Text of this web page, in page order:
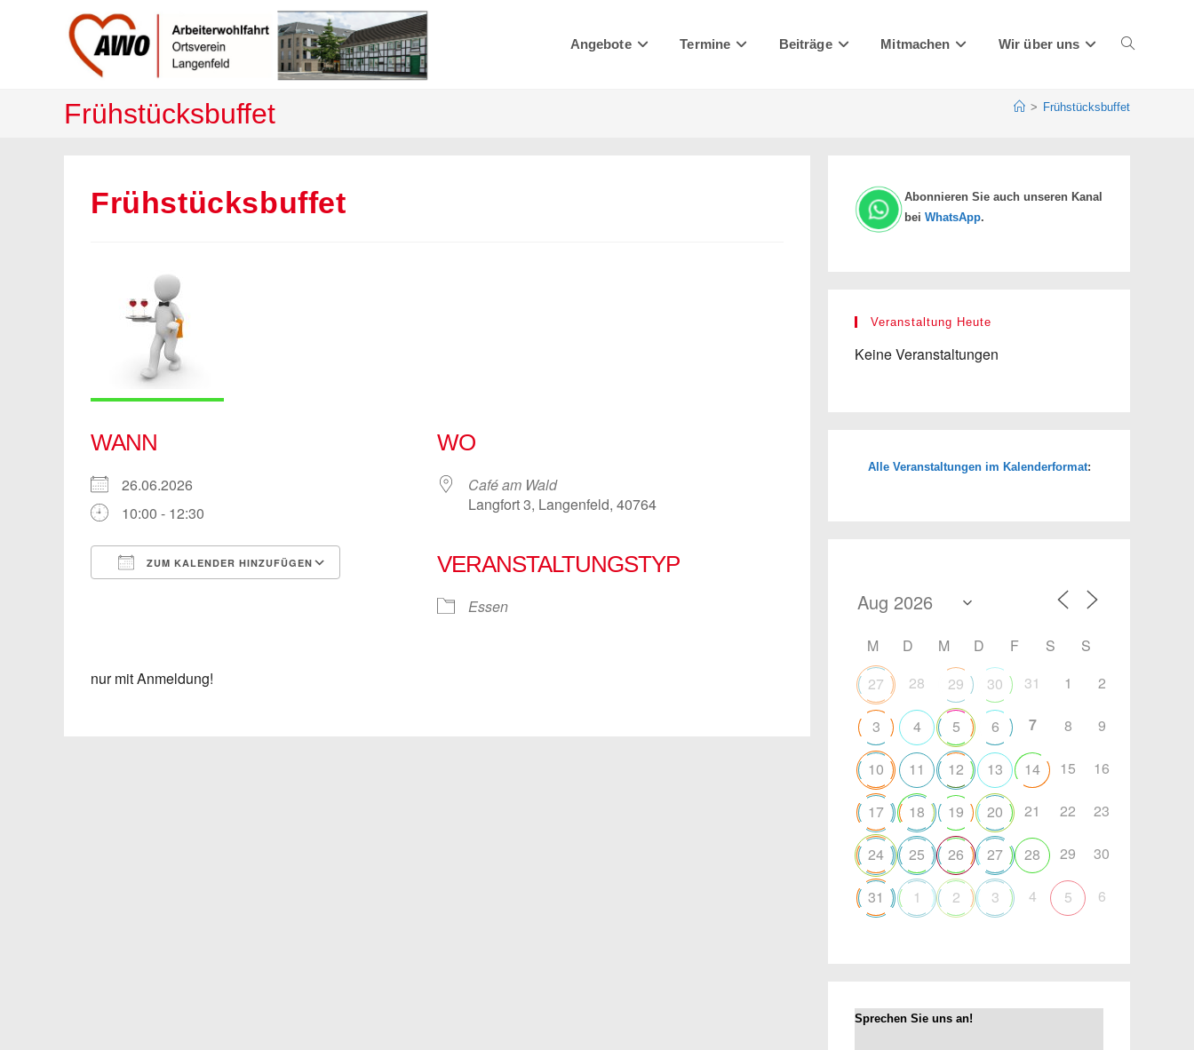
Angebote Termine Beiträge Mitmachen Wir über uns Website-
Frühstücksbuffet > Frühstücksbuffet
Frühstücksbuffet
WANN
26.06.2026
10:00 - 12:30
ZUM KALENDER HINZUFÜGEN
Google Kalender Office 365 Outlook Live
WO
Café am Wald
Langfort 3, Langenfeld, 40764
VERANSTALTUNGSTYP
Essen
nur mit Anmeldung!
Abonnieren Sie auch unseren Kanal
bei WhatsApp.
Veranstaltung Heute
Keine Veranstaltungen
Alle Veranstaltungen im Kalenderformat:
M D M D F S
S
27
28 29 30 31 1 2
3 4 5 6 7 8 9
10 11 12 13 14 15 16
17 18 19 20 21 22 23
24 25 26 27 28 29 30
31 1 2 3 4 5 6
Sprechen Sie uns an!